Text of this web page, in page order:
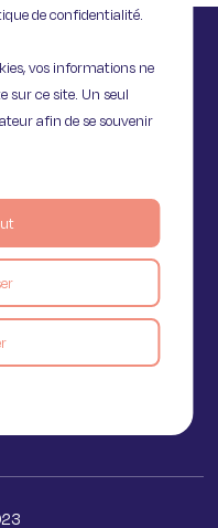
de confidentialité.
vos informations ne
sur ce site. Un seul
afin de se souvenir